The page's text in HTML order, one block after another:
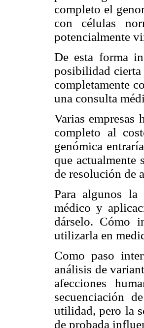
completo el
con células
potencialmente
De esta forma
posibilidad cierta
completamente
una consulta
Varias empresas
completo al
genómica
que actualmente
de resolución de
Para algunos
médico y
dárselo. Cómo
utilizarla en
Como paso
análisis de
afecciones
secuenciación
utilidad, pero la
de probada